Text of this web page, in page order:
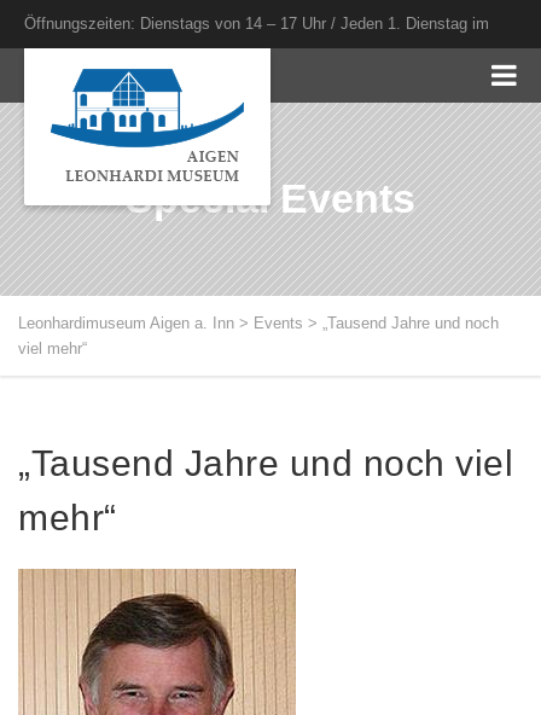
Öffnungszeiten: Dienstags von 14 – 17 Uhr / Jeden 1. Dienstag im
Monat bis 20 Uhr
Special Events
Leonhardimuseum Aigen a. Inn > Events > „Tausend Jahre und noch
viel mehr“
„Tausend Jahre und noch viel
mehr“